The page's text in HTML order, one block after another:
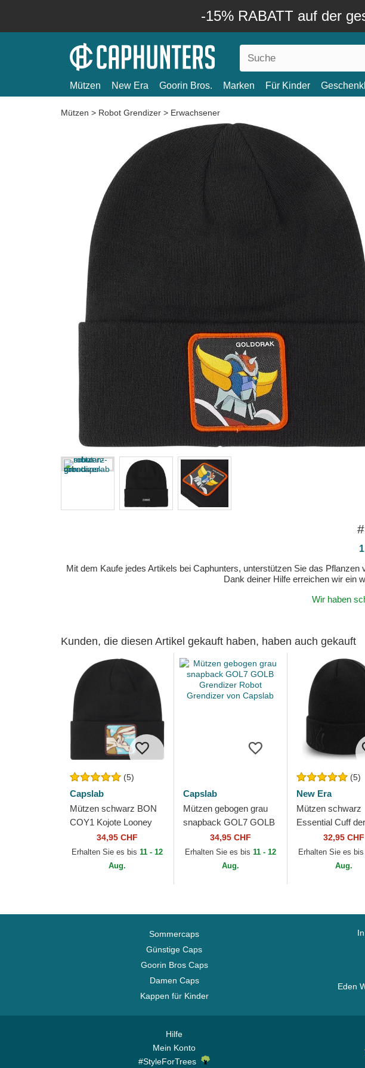
-15% RABATT auf der
Mützen New Era Goorin Bros. Marken Für Kinder
Mützen > Robot Grendizer > Erwachsener
Mit dem Kaufe jedes Artikels bei Caphunters, unterstützen Sie das
Dank deiner Hilfe erreichen wir ein
Wir haben
Kunden, die diesen Artikel gekauft haben, haben auch gekauft
(5)
Capslab
Mützen schwarz BON
COY1 Kojote Looney
Tunes von Capslab
34,95 CHF
Erhalten Sie es bis 11 - 12
Aug.
Capslab
Mützen gebogen grau
snapback GOL7 GOLB
Grendizer Robot
Grendizer von Capslab
34,95 CHF
Erhalten Sie es bis 11 - 12
Aug.
(5)
New Era
Mützen schwarz
Essential Cuff
York Yankees
New Era
32,95 CHF
Erhalten Sie es bis
Aug.
Sommercaps
Günstige Caps
Goorin Bros Caps
Damen Caps
Kappen für Kinder
Eden
Hilfe
Mein Konto
#StyleForTrees